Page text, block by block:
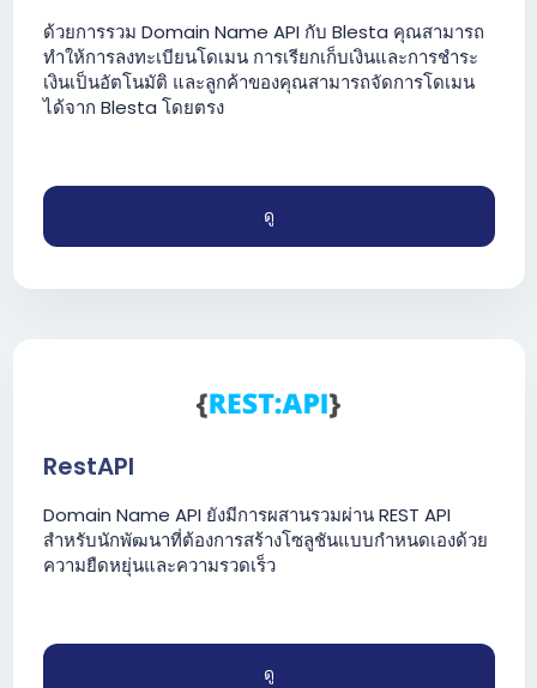
ด้วยการรวม Domain Name API กับ Blesta คุณสามารถ
ทำให้การลงทะเบียนโดเมน การเรียกเก็บเงินและการชำระ
เงินเป็นอัตโนมัติ และลูกค้าของคุณสามารถจัดการโดเมน
ได้จาก Blesta โดยตรง
ดู
RestAPI
Domain Name API ยังมีการผสานรวมผ่าน REST API
สำหรับนักพัฒนาที่ต้องการสร้างโซลูชันแบบกำหนดเองด้วย
ความยืดหยุ่นและความรวดเร็ว
ดู